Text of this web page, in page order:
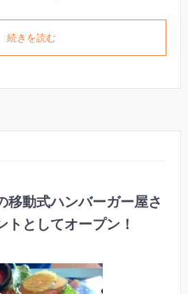
続きを読む
移動式ハンバーガー屋さ
トとしてオープン！